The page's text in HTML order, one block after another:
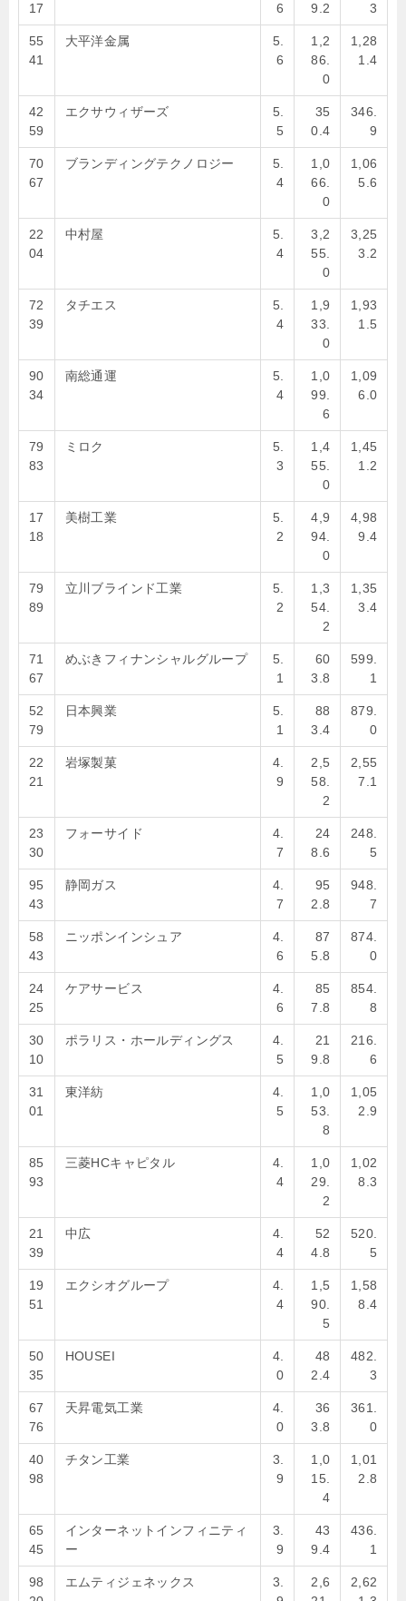
17
6
9.2
3
55
41
大平洋金属
5.
6
1,2
86.
0
1,28
1.4
42
59
エクサウィザーズ
5.
5
35
0.4
346.
9
70
67
ブランディングテクノロジー
5.
4
1,0
66.
0
1,06
5.6
22
04
中村屋
5.
4
3,2
55.
0
3,25
3.2
72
39
タチエス
5.
4
1,9
33.
0
1,93
1.5
90
34
南総通運
5.
4
1,0
99.
6
1,09
6.0
79
83
ミロク
5.
3
1,4
55.
0
1,45
1.2
17
18
美樹工業
5.
2
4,9
94.
0
4,98
9.4
79
89
立川ブラインド工業
5.
2
1,3
54.
2
1,35
3.4
71
67
めぶきフィナンシャルグループ
5.
1
60
3.8
599.
1
52
79
日本興業
5.
1
88
3.4
879.
0
22
21
岩塚製菓
4.
9
2,5
58.
2
2,55
7.1
23
30
フォーサイド
4.
7
24
8.6
248.
5
95
43
静岡ガス
4.
7
95
2.8
948.
7
58
43
ニッポンインシュア
4.
6
87
5.8
874.
0
24
25
ケアサービス
4.
6
85
7.8
854.
8
30
10
ポラリス・ホールディングス
4.
5
21
9.8
216.
6
31
01
東洋紡
4.
5
1,0
53.
8
1,05
2.9
85
93
三菱HCキャピタル
4.
4
1,0
29.
2
1,02
8.3
21
39
中広
4.
4
52
4.8
520.
5
19
51
エクシオグループ
4.
4
1,5
90.
5
1,58
8.4
50
35
HOUSEI
4.
0
48
2.4
482.
3
67
76
天昇電気工業
4.
0
36
3.8
361.
0
40
98
チタン工業
3.
9
1,0
15.
4
1,01
2.8
65
45
インターネットインフィニティ
ー
3.
9
43
9.4
436.
1
98
エムティジェネックス
3.
2,6
2,62